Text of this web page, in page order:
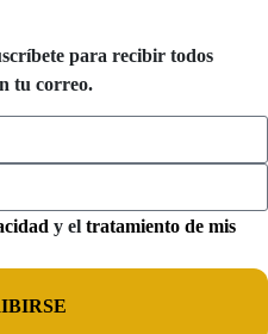
para recibir todos
tu correo.
y el tratamiento de mis